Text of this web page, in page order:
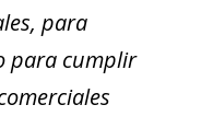
para
para cumplir